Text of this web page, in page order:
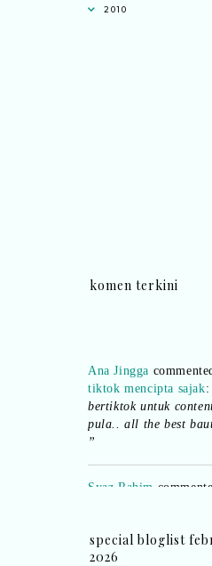
2010
komen terkini
tiktok mencipta sajak
bertiktok untuk
pula.. all the best
”
Syaz Rahim
realiti mencipta
dan teknologi digital
special bloglist
2026